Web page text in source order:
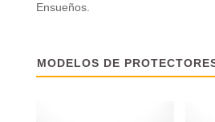
Ensueños.
MODELOS DE